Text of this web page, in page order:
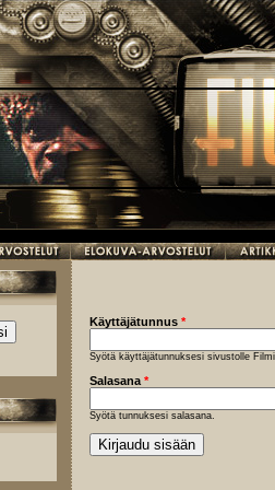
Käyttäjätunnus *
Syötä käyttäjätunnuksesi sivustolle
Salasana *
Syötä tunnuksesi salasana.